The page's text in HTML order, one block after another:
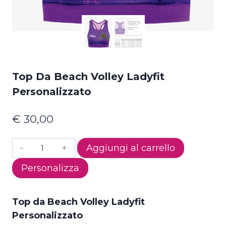
Top Da Beach Volley Ladyfit
Personalizzato
€ 30,00
Top
da
Beach
Ladyfit
Personalizzato
Aggiungi al carrello
Personalizza
Top da Beach Volley Ladyfit
Personalizzato